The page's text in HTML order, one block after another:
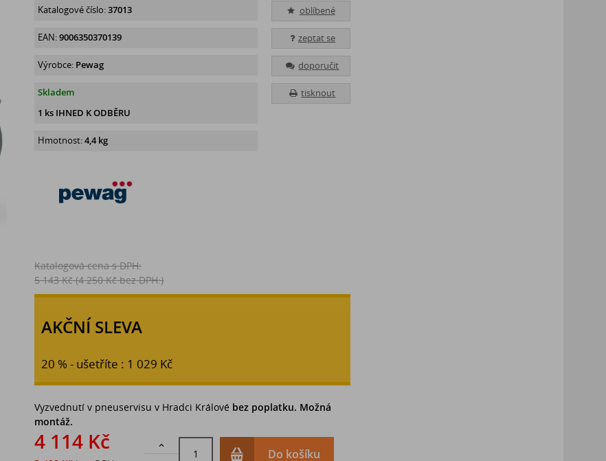
oblíbené
zeptat se
doporučit
tisknout
Katalogové číslo:37013
EAN:9006350370139
Výrobce: Pewag
Skladem
1 ks IHNED K ODBĚRU
Hmotnost:4,4 kg
Katalogová cena s DPH:
5 143 Kč (4 250 Kč bez DPH:)
AKČNÍ SLEVA
20 % - ušetříte : 1 029 Kč
Vyzvednutí v pneuservisu v Hradci Králové bez poplatku. Možná
montáž.
4 114 Kč

Do košíku